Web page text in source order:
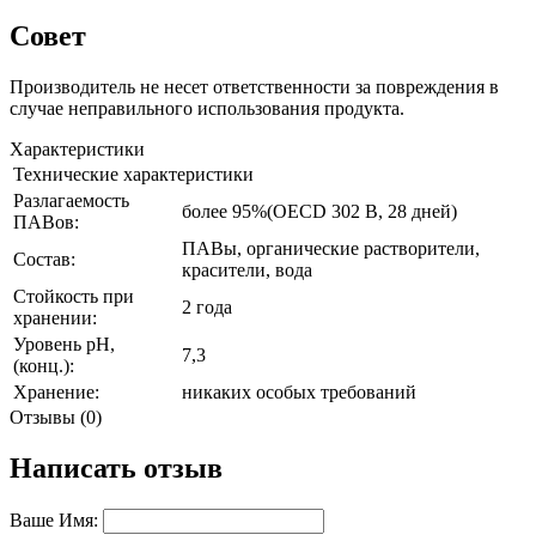
Совет
Производитель не несет ответственности за повреждения в
случае неправильного использования продукта.
Характеристики
Технические характеристики
Разлагаемость
ПАВов:
более 95%(OECD 302 B, 28 дней)
Состав:
ПАВы, органические растворители,
красители, вода
Стойкость при
хранении:
2 года
Уровень рН,
(конц.):
7,3
Хранение:
никаких особых требований
Отзывы (0)
Написать отзыв
Ваше Имя: